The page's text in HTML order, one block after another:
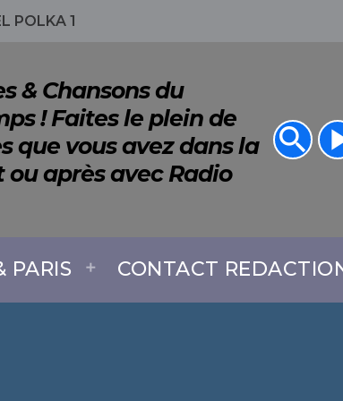
POLKA 1
& Chansons du
! Faites le plein de
que vous avez dans la
après avec Radio
PARIS CONTACT
search